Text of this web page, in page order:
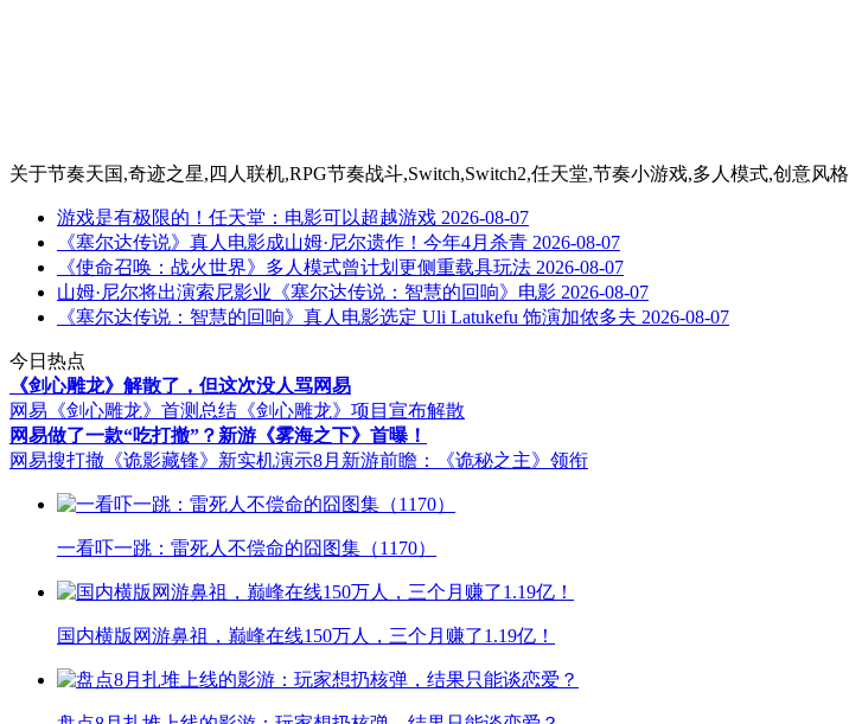
关于节奏天国,奇迹之星,四人联机,RPG节奏战斗,Switch,Switch2,任天堂,节奏小游戏,多人模式,创意风格
游戏是有极限的！任天堂：电影可以超越游戏 2026-08-07
《塞尔达传说》真人电影成山姆·尼尔遗作！今年4月杀青 2026-08-07
《使命召唤：战火世界》多人模式曾计划更侧重载具玩法 2026-08-07
山姆·尼尔将出演索尼影业《塞尔达传说：智慧的回响》电影 2026-08-07
《塞尔达传说：智慧的回响》真人电影选定 Uli Latukefu 饰演加侬多夫 2026-08-07
今日热点
《剑心雕龙》解散了，但这次没人骂网易
网易《剑心雕龙》首测总结 《剑心雕龙》项目宣布解散
网易做了一款“吃打撤”？新游《雾海之下》首曝！
网易搜打撤《诡影藏锋》新实机演示8月新游前瞻：《诡秘之主》领衔
一看吓一跳：雷死人不偿命的囧图集（1170）
国内横版网游鼻祖，巅峰在线150万人，三个月赚了1.19亿！